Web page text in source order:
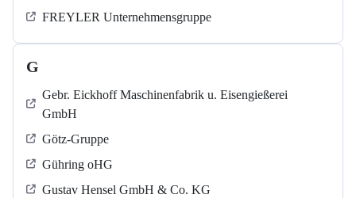
FREYLER Unternehmensgruppe
G
Gebr. Eickhoff Maschinenfabrik u. Eisengießerei
GmbH
Götz-Gruppe
Gühring oHG
Gustav Hensel GmbH & Co. KG